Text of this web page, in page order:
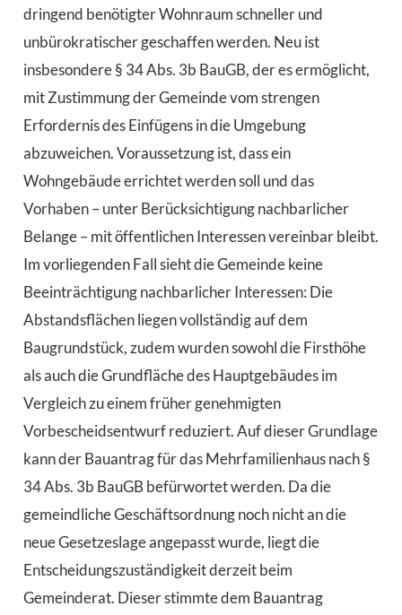
dringend benötigter Wohnraum schneller und
unbürokratischer geschaffen werden. Neu ist
insbesondere § 34 Abs. 3b BauGB, der es ermöglicht,
mit Zustimmung der Gemeinde vom strengen
Erfordernis des Einfügens in die Umgebung
abzuweichen. Voraussetzung ist, dass ein
Wohngebäude errichtet werden soll und das
Vorhaben – unter Berücksichtigung nachbarlicher
Belange – mit öffentlichen Interessen vereinbar bleibt.
Im vorliegenden Fall sieht die Gemeinde keine
Beeinträchtigung nachbarlicher Interessen: Die
Abstandsflächen liegen vollständig auf dem
Baugrundstück, zudem wurden sowohl die Firsthöhe
als auch die Grundfläche des Hauptgebäudes im
Vergleich zu einem früher genehmigten
Vorbescheidsentwurf reduziert. Auf dieser Grundlage
kann der Bauantrag für das Mehrfamilienhaus nach §
34 Abs. 3b BauGB befürwortet werden. Da die
gemeindliche Geschäftsordnung noch nicht an die
neue Gesetzeslage angepasst wurde, liegt die
Entscheidungszuständigkeit derzeit beim
Gemeinderat. Dieser stimmte dem Bauantrag